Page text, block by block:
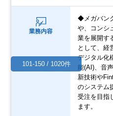
業務内容
◆メガバン
や、コンシ
業を展開す
として、経
デジタル化
能(AI)、音
新技術や
のシステム
受注を目指
ます。
101-150 / 1020件